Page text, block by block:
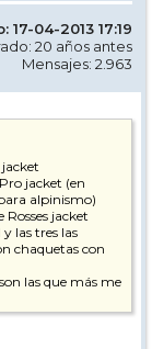
17-04-2013 17:19
20 años antes
Mensajes: 2.963
jacket (en
alpinismo)
jacket
las tres las
chaquetas con
las que más me